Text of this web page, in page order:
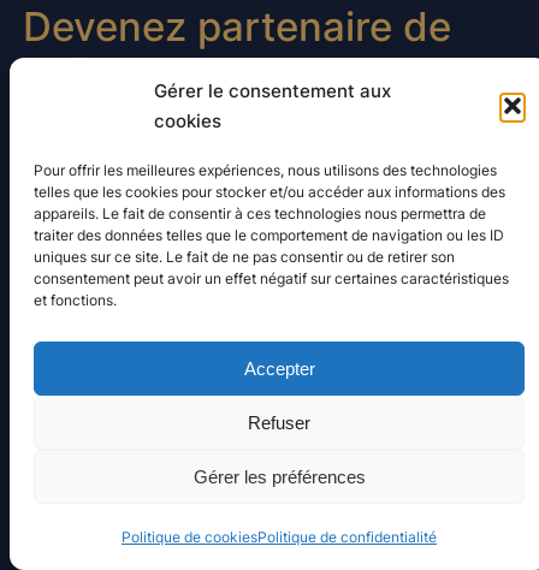
Gérer le consentement aux
cookies
Pour offrir les meilleures expériences, nous utilisons des technologies
telles que les cookies pour stocker et/ou accéder aux informations des
appareils. Le fait de consentir à ces technologies nous permettra de
traiter des données telles que le comportement de navigation ou les ID
uniques sur ce site. Le fait de ne pas consentir ou de retirer son
consentement peut avoir un effet négatif sur certaines caractéristiques
et fonctions.
Accepter
Refuser
Gérer les préférences
Politique de cookiesPolitique de confidentialité
Devenez partenaire de
Diffusion Loire
curiosité. Propriétaire de site ou agence de
webmarketing, nous travaillons la visibilité de
vos sites web. Vous souhaitez qu’on parle de
vous ?
Nous contacter